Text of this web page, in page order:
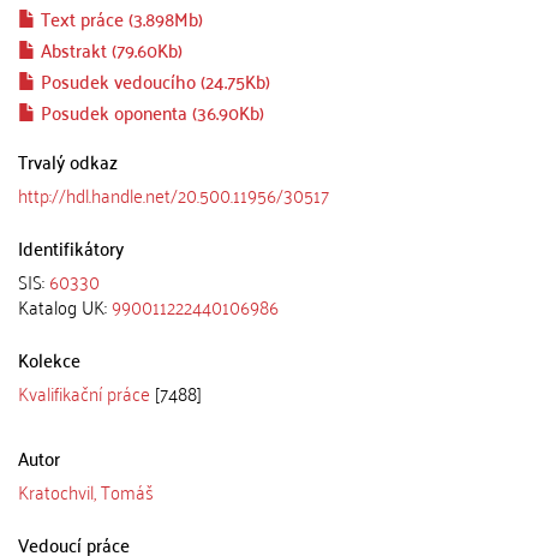
Text práce (3.898Mb)
Abstrakt (79.60Kb)
Posudek vedoucího (24.75Kb)
Posudek oponenta (36.90Kb)
Trvalý odkaz
http://hdl.handle.net/20.500.11956/30517
Identifikátory
SIS:60330
Katalog UK:990011222440106986
Kolekce
Kvalifikační práce [7488]
Autor
Kratochvil, Tomáš
Vedoucí práce